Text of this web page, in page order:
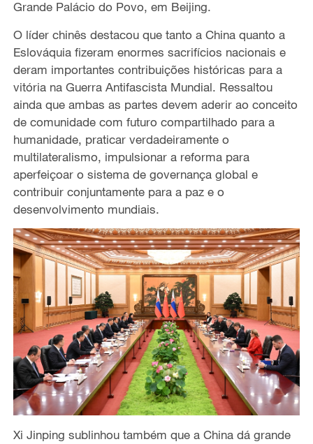
Grande Palácio do Povo, em Beijing.
O líder chinês destacou que tanto a China quanto a
Eslováquia fizeram enormes sacrifícios nacionais e
deram importantes contribuições históricas para a
vitória na Guerra Antifascista Mundial. Ressaltou
ainda que ambas as partes devem aderir ao conceito
de comunidade com futuro compartilhado para a
humanidade, praticar verdadeiramente o
multilateralismo, impulsionar a reforma para
aperfeiçoar o sistema de governança global e
contribuir conjuntamente para a paz e o
desenvolvimento mundiais.
Xi Jinping sublinhou também que a China dá grande